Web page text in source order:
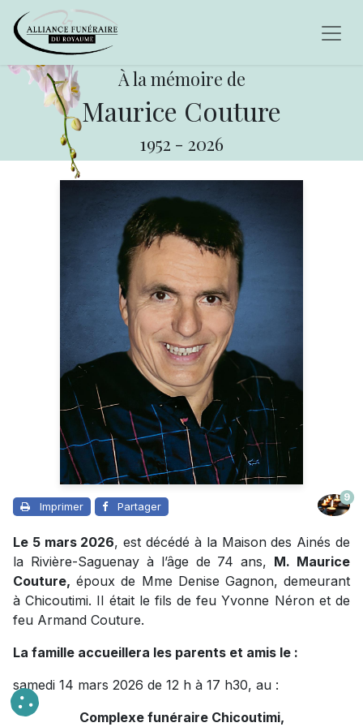
À la mémoire de
Maurice Couture
1952 - 2026
Imprimer Partager
9
Le 5 mars 2026, est décédé à la Maison des Ainés de
la Rivière-Saguenay à l’âge de 74 ans, M. Maurice
Couture, époux de Mme Denise Gagnon, demeurant
à Chicoutimi. Il était le fils de feu Yvonne Néron et de
feu Armand Couture.
La famille accueillera les parents et amis le :
samedi 14 mars 2026 de 12 h à 17 h30, au :
Complexe funéraire Chicoutimi,